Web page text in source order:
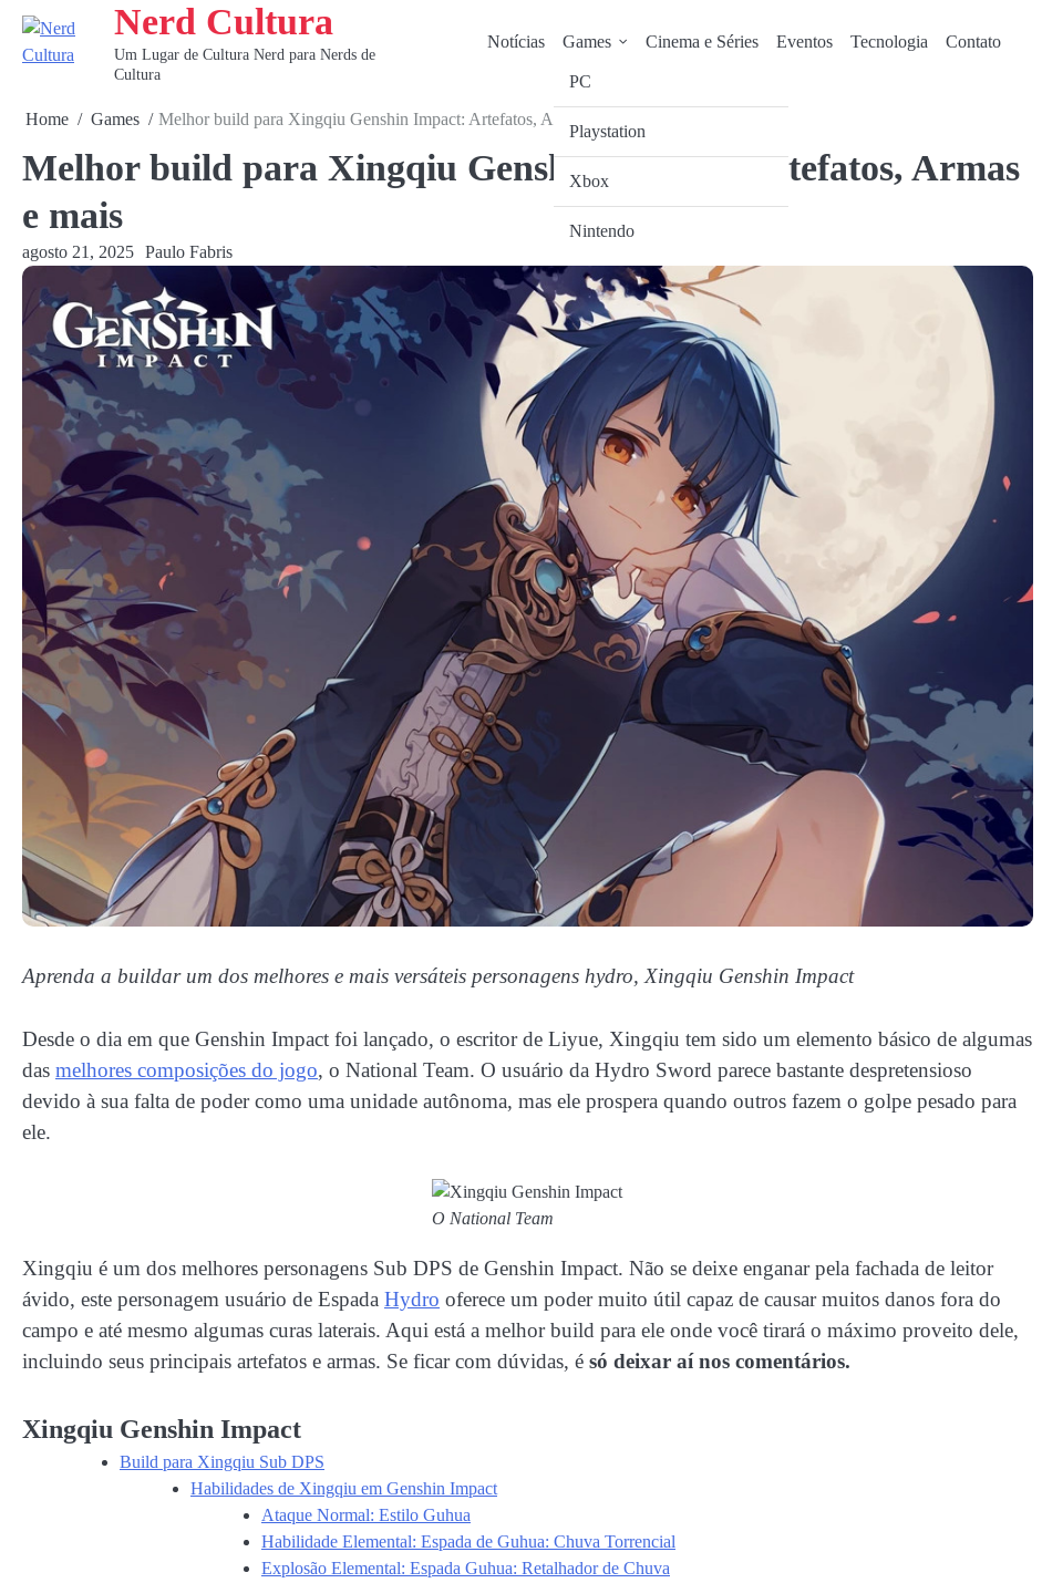
Skip
content
Nerd Cultura
Um Lugar de Cultura Nerd para Nerds de
Cultura
Notícias
Games
PC
Playstation
Xbox
Nintendo
Cinema e Séries Eventos Tecnologia Contato
Home Games Melhor build para Xingqiu Genshin Impact: Artefatos, Armas e mais
Melhor build para Xingqiu Genshin Impact: Artefatos, Armas
e mais
agosto 21, 2025 Paulo Fabris
Aprenda a buildar um dos melhores e mais versáteis personagens hydro, Xingqiu Genshin Impact
Desde o dia em que Genshin Impact foi lançado, o escritor de Liyue, Xingqiu tem sido um elemento básico de algumas
das melhores composições do jogo, o National Team. O usuário da Hydro Sword parece bastante despretensioso
devido à sua falta de poder como uma unidade autônoma, mas ele prospera quando outros fazem o golpe pesado para
ele.
O National Team
Xingqiu é um dos melhores personagens Sub DPS de Genshin Impact. Não se deixe enganar pela fachada de leitor
ávido, este personagem usuário de Espada Hydro oferece um poder muito útil capaz de causar muitos danos fora do
campo e até mesmo algumas curas laterais. Aqui está a melhor build para ele onde você tirará o máximo proveito dele,
incluindo seus principais artefatos e armas. Se ficar com dúvidas, é só deixar aí nos comentários.
Xingqiu Genshin Impact
Build para Xingqiu Sub DPS
Habilidades de Xingqiu em Genshin Impact
Ataque Normal: Estilo Guhua
Habilidade Elemental: Espada de Guhua: Chuva Torrencial
Explosão Elemental: Espada Guhua: Retalhador de Chuva